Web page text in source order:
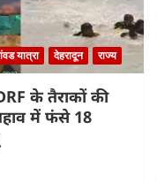
यात्रा देहरादून राज्य
के तैराकों की
में फंसे 18